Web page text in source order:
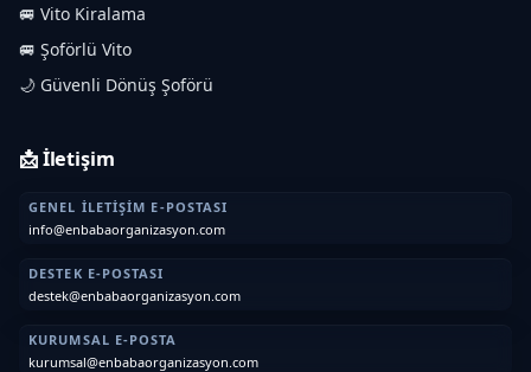
🚐 Vito Kiralama
🚐 Şoförlü Vito
🌙 Güvenli Dönüş Şoförü
📩 İletişim
GENEL İLETIŞIM E-POSTASI
info@enbabaorganizasyon.com
DESTEK E-POSTASI
destek@enbabaorganizasyon.com
KURUMSAL E-POSTA
kurumsal@enbabaorganizasyon.com